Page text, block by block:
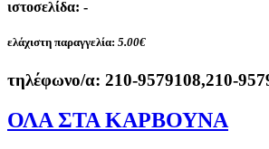
ιστοσελίδα: -
ελάχιστη παραγγελία: 5.00€
τηλέφωνο/α: 210-9579108,210-
ΟΛΑ ΣΤΑ ΚΑΡΒΟΥΝΑ